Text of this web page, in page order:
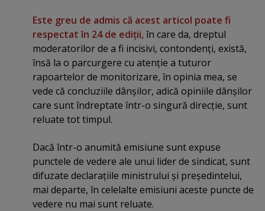
Este greu de admis că acest articol poate fi
respectat în 24 de ediţii, în care da, dreptul
moderatorilor de a fi incisivi, contondenţi, există,
însă la o parcurgere cu atenţie a tuturor
rapoartelor de monitorizare, în opinia mea, se
vede că concluziile dânşilor, adică opiniile dânşilor
care sunt îndreptate într-o singură direcţie, sunt
reluate tot timpul.
Dacă într-o anumită emisiune sunt expuse
punctele de vedere ale unui lider de sindicat, sunt
difuzate declaraţiile ministrului şi preşedintelui,
mai departe, în celelalte emisiuni aceste puncte de
vedere nu mai sunt reluate.